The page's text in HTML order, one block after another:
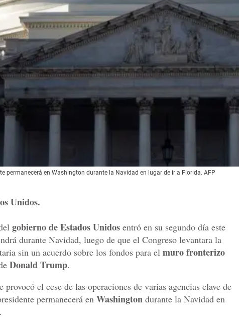
permanecerá en Washington durante la Navidad en lugar de ir a Florida. AFP
Unidos.
gobierno de Estados Unidos entró en su segundo día este
durante Navidad, luego de que el Congreso levantara la
sin un acuerdo sobre los fondos para el muro fronterizo
Donald Trump.
el cese de las operaciones de varias agencias clave de
permanecerá en Washington durante la Navidad en